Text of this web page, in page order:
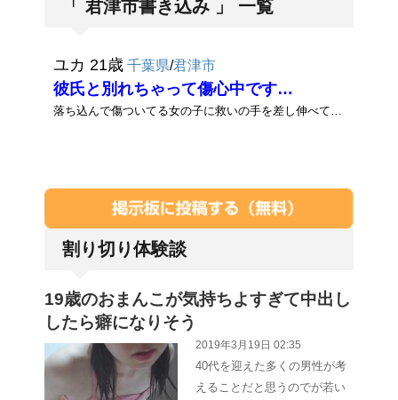
「 君津市書き込み 」 一覧
ユカ 21歳 千葉県/君津市
彼氏と別れちゃって傷心中です…
落ち込んで傷ついてる女の子に救いの手を差し伸べてくれる優しい人に会いたいです…
割り切り体験談
19歳のおまんこが気持ちよすぎて中出し
したら癖になりそう
2019年3月19日 02:35
40代を迎えた多くの男性が考
えることだと思うのでが若い